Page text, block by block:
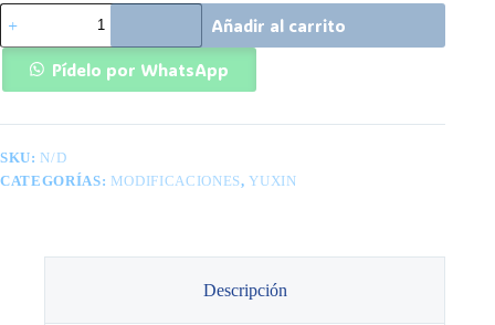
Yuxin
Rabbit
2x2
(Conejo)
cantidad
Añadir al carrito
Pídelo por WhatsApp
SKU: N/D
CATEGORÍAS: MODIFICACIONES,YUXIN
Descripción